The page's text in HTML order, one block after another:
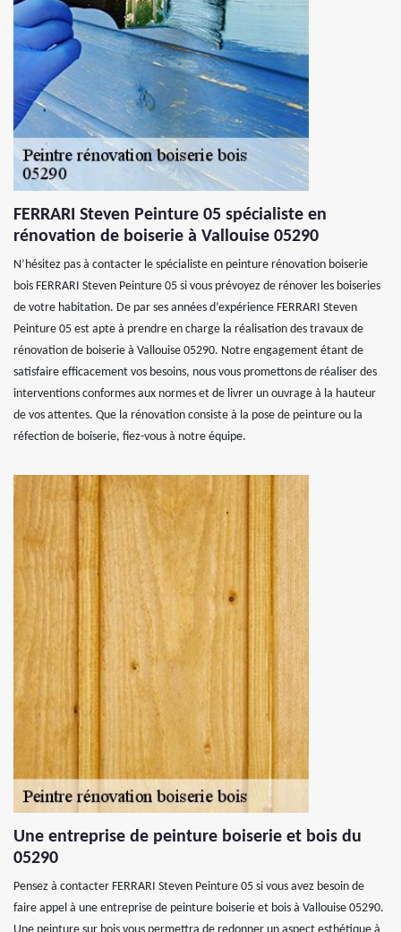
FERRARI Steven Peinture 05 spécialiste en
rénovation de boiserie à Vallouise 05290
N’hésitez pas à contacter le spécialiste en peinture rénovation boiserie
bois FERRARI Steven Peinture 05 si vous prévoyez de rénover les boiseries
de votre habitation. De par ses années d’expérience FERRARI Steven
Peinture 05 est apte à prendre en charge la réalisation des travaux de
rénovation de boiserie à Vallouise 05290. Notre engagement étant de
satisfaire efficacement vos besoins, nous vous promettons de réaliser des
interventions conformes aux normes et de livrer un ouvrage à la hauteur
de vos attentes. Que la rénovation consiste à la pose de peinture ou la
réfection de boiserie, fiez-vous à notre équipe.
Une entreprise de peinture boiserie et bois du
05290
Pensez à contacter FERRARI Steven Peinture 05 si vous avez besoin de
faire appel à une entreprise de peinture boiserie et bois à Vallouise 05290.